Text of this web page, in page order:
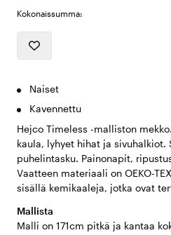
Kokonaissumma:
Naiset
Kavennettu
Hejco Timeless -malliston
kaula, lyhyet hihat ja sivuhalkiot.
puhelintasku. Painonapit,
Vaatteen materiaali on OEKO-
sisällä kemikaaleja, jotka ovat
Mallista
Malli on 171cm pitkä ja kantaa